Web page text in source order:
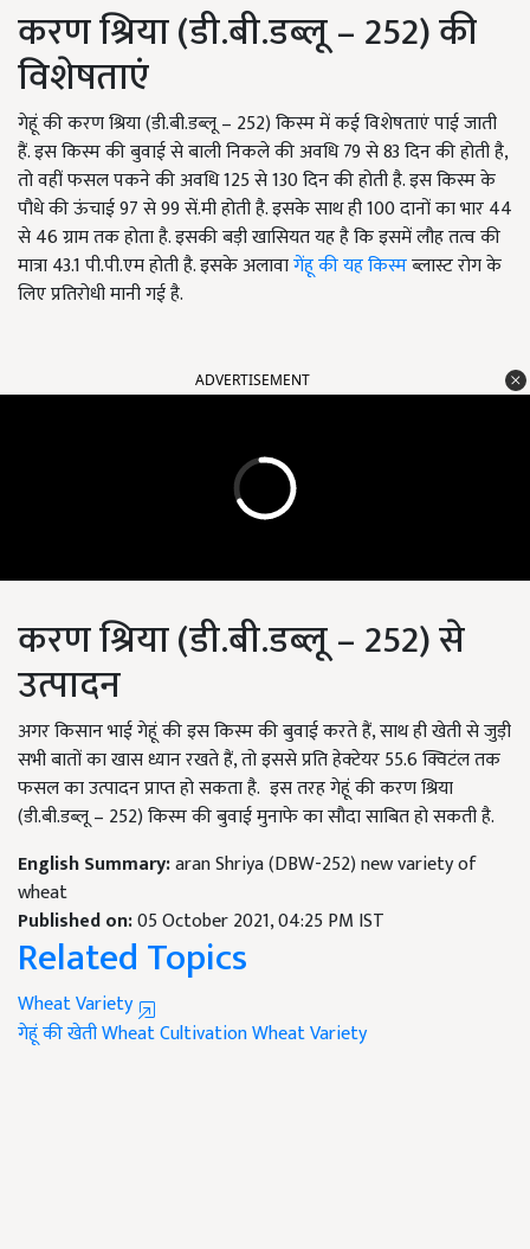
करण श्रिया (डी.बी.डब्लू – 252) की
विशेषताएं
गेहूं की करण श्रिया (डी.बी.डब्लू – 252) किस्म में कई विशेषताएं पाई जाती
हैं. इस किस्म की बुवाई से बाली निकले की अवधि 79 से 83 दिन की होती है,
तो वहीं फसल पकने की अवधि 125 से 130 दिन की होती है. इस किस्म के
पौधे की ऊंचाई 97 से 99 सें.मी होती है. इसके साथ ही 100 दानों का भार 44
से 46 ग्राम तक होता है. इसकी बड़ी खासियत यह है कि इसमें लौह तत्व की
मात्रा 43.1 पी.पी.एम होती है. इसके अलावागेंहू की यह किस्मब्लास्ट रोग के
लिए प्रतिरोधी मानी गई है.
ADVERTISEMENT
करण श्रिया (डी.बी.डब्लू – 252) से
उत्पादन
अगर किसान भाई गेहूं की इस किस्म की बुवाई करते हैं, साथ ही खेती से जुड़ी
सभी बातों का खास ध्यान रखते हैं, तो इससे प्रति हेक्टेयर 55.6 क्विटंल तक
फसल का उत्पादन प्राप्त हो सकता है. इस तरह गेहूं की करण श्रिया
(डी.बी.डब्लू – 252) किस्म की बुवाई मुनाफे का सौदा साबित हो सकती है.
English Summary:aran Shriya (DBW-252) new variety of
wheat
Published on:05 October 2021, 04:25 PM IST
Related Topics
Wheat Variety
गेहूं की खेतीWheat CultivationWheat Variety